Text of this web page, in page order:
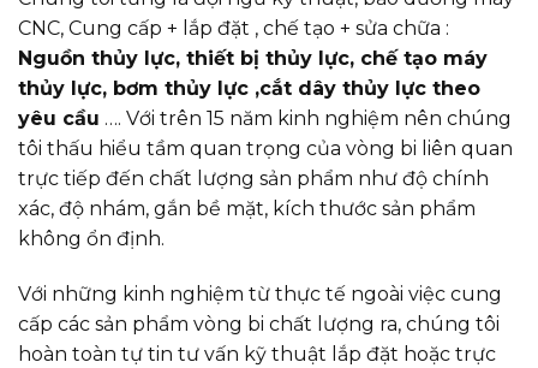
CNC, Cung cấp + lắp đặt , chế tạo + sửa chữa :
Nguồn thủy lực, thiết bị thủy lực, chế tạo máy
thủy lực, bơm thủy lực ,cắt dây thủy lực theo
yêu cầu …. Với trên 15 năm kinh nghiệm nên chúng
tôi thấu hiểu tầm quan trọng của vòng bi liên quan
trực tiếp đến chất lượng sản phẩm như độ chính
xác, độ nhám, gắn bề mặt, kích thước sản phẩm
không ổn định.
Với những kinh nghiệm từ thực tế ngoài việc cung
cấp các sản phẩm vòng bi chất lượng ra, chúng tôi
hoàn toàn tự tin tư vấn kỹ thuật lắp đặt hoặc trực